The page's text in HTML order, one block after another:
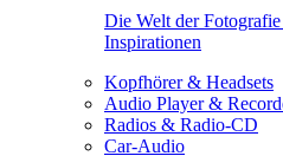
Die Welt der
Inspirationen
Kopfhörer & Headsets
Audio Player &
Radios & Radio-CD
Car-Audio